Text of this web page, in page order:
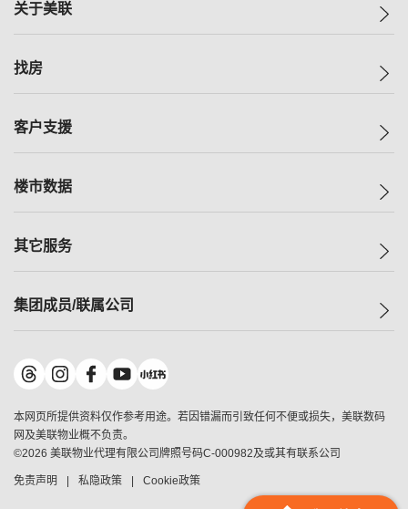
关于美联
美联集团
人才招募
找房
一手新房
减价
美联豪宅
独家楼盘
租房
客户支援
自助放盘
查询热线
按揭计算机
负担能力计算机
转按计算机
缴款方式
楼市数据
指数
历史成交
小区成交排行榜
地区百科
其它服务
小区专页
美联精英会
美善会
地产经纪人管理协会
申报已递交的购楼开盘
集团成员/联属公司
美联物业
鋑联控股*
美联工商铺*
美联中国
美联澳门
美联金融集团
本网页所提供资料仅作参考用途。若因错漏而引致任何不便或损失，美联数码
网及美联物业概不负责。
©2026 美联物业代理有限公司牌照号码C-000982及或其有联系公司
免责声明 私隐政策 Cookie政策